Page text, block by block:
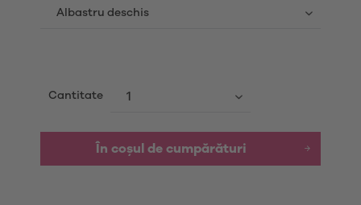
Cantitate
În coșul de cumpărături